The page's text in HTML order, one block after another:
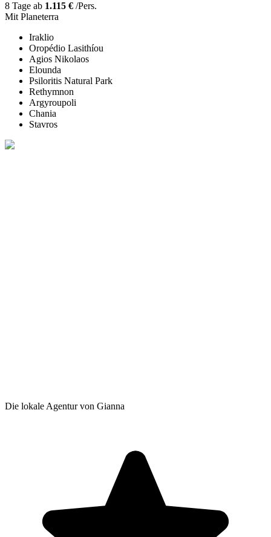
8 Tage ab 1.115 € /Pers.
Mit Planeterra
Iraklio
Oropédio Lasithíou
Agios Nikolaos
Elounda
Psiloritis Natural Park
Rethymnon
Argyroupoli
Chania
Stavros
Die lokale Agentur von Gianna